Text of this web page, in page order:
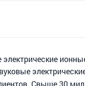
Свыше 30